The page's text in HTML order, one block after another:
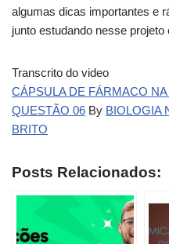
algumas dicas importantes e
junto estudando nesse
Transcrito do video
CÁPSULA DE FÁRMACO
QUESTÃO 06 By BIOLOGIA
BRITO
Posts Relacionados: